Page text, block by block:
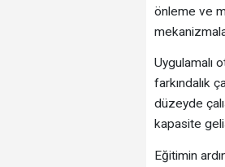
önleme ve
Uygulamalı
farkındalık
düzeyde
kapasite
Eğitimin